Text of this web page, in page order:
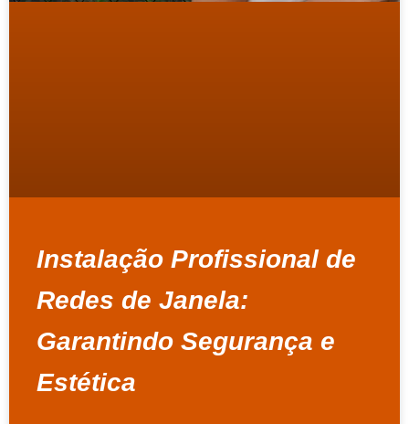
Instalação Profissional de
Redes de Janela:
Garantindo Segurança e
Estética